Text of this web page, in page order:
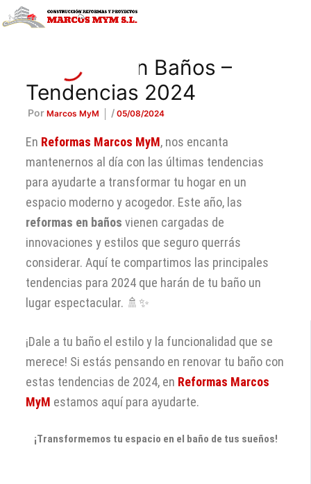
al
Reformas en Baños –
Tendencias 2024
PorMarcos MyM /05/08/2024
En Reformas Marcos MyM, nos encanta
mantenernos al día con las últimas tendencias
para ayudarte a transformar tu hogar en un
espacio moderno y acogedor. Este año, las
reformas en baños vienen cargadas de
innovaciones y estilos que seguro querrás
considerar. Aquí te compartimos las principales
tendencias para 2024 que harán de tu baño un
lugar espectacular. 🚿✨
¡Dale a tu baño el estilo y la funcionalidad que se
merece! Si estás pensando en renovar tu baño con
estas tendencias de 2024, en Reformas Marcos
MyM estamos aquí para ayudarte.
¡Transformemos tu espacio en el baño de tus sueños!